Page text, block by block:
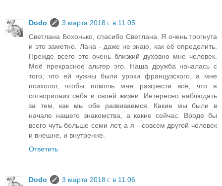
Dodo
3 марта 2018 г. в 11:05
Светлана Бохонько, спасибо Светлана. Я очень трогнута
и это заметно. Лана - даже не знаю, как её определить.
Прежде всего это очень близкий духовно мне человек.
Моё прекрасное альтер эго. Наша дружба началась с
того, что ей нужны были уроки французского, а мне
психолог, чтобы помочь мне разгрести всё, что я
сотворилаиз себя и своей жизни. Интересно наблюдать
за тем, как мы обе развиваемся. Какие мы были в
начале нашего знакомства, а какие сейчас. Вроде бы
всего чуть больше семи лет, а я - совсем другой человек
и внешне, и внутренне.
Ответить
Dodo
3 марта 2018 г. в 11:06